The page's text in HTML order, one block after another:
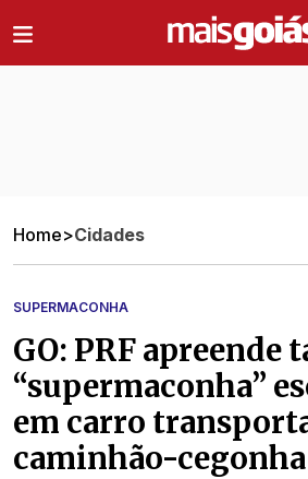
Home>Cidades
SUPERMACONHA
GO: PRF apreende
“supermaconha”
em carro
caminhão-cegonha